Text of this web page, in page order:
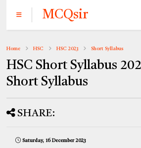
MCQsir
Home HSC HSC 2023 Short Syllabus
HSC Short Syllabus
Short Syllabus
SHARE:
Saturday, 16 December 2023